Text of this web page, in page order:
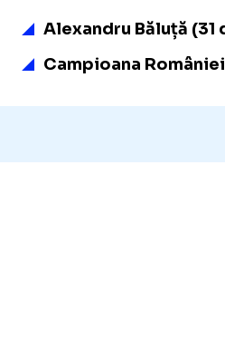
Alexandru Băluță (31
Campioana